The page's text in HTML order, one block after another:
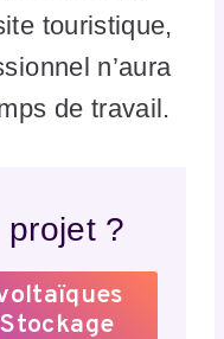
touristique,
n’aura
de travail.
?